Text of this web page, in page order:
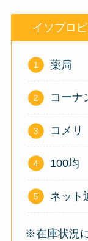
イソプロ
薬局
コーナ
コメリ
100均
ネット
※在庫状況